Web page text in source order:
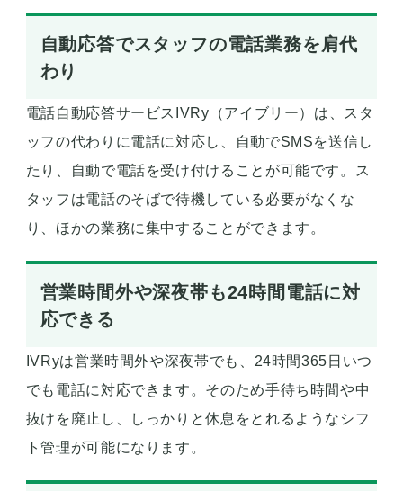
自動応答でスタッフの電話業務を肩代
わり
電話自動応答サービスIVRy（アイブリー）は、スタ
ッフの代わりに電話に対応し、自動でSMSを送信し
たり、自動で電話を受け付けることが可能です。ス
タッフは電話のそばで待機している必要がなくな
り、ほかの業務に集中することができます。
営業時間外や深夜帯も24時間電話に対
応できる
IVRyは営業時間外や深夜帯でも、24時間365日いつ
でも電話に対応できます。そのため手待ち時間や中
抜けを廃止し、しっかりと休息をとれるようなシフ
ト管理が可能になります。